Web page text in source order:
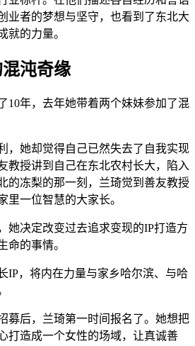
业者的梦想与坚守，也看到了东北大
就的力量。
沌奇缘
10年，去年她带着两个妹妹参加了混
，她却觉得自己已然失去了自我实现
教授讲到自己在东北农村长大，陷入
的冻梨的那一刻，兰琦觉到善友教授
里一位智慧的大家长。
她决定改变过去追求变现的IP打造方
命的事情。
IP，将内在力量与家乡哈尔滨、与哈
募后，兰琦第一时间报名了。她想把
打造成一个女性的场域，让真诚善